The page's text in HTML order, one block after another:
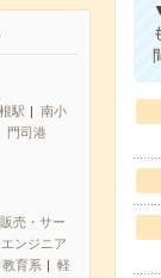
駅
南小
門司港
売・サー
ンジニア
育系
軽